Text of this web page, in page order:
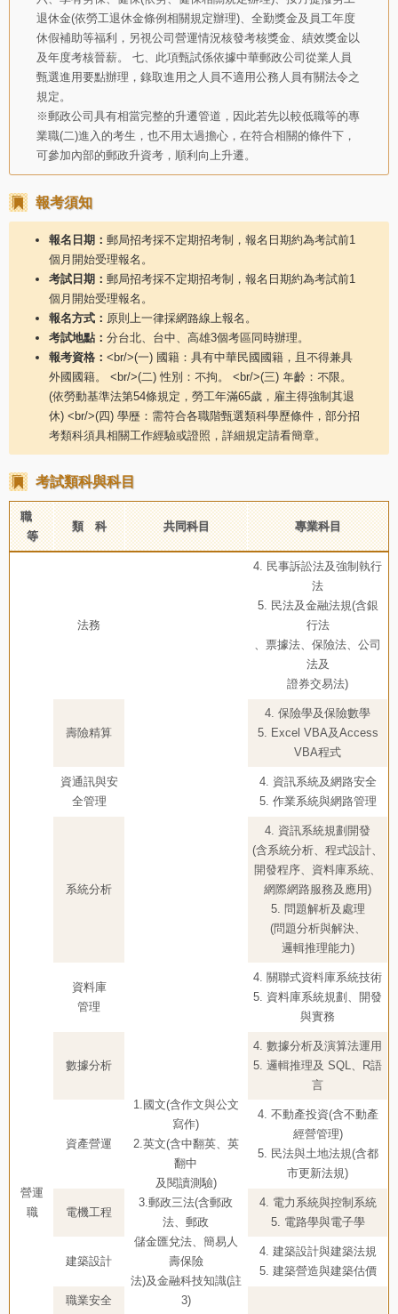
退休金(依勞工退休金條例相關規定辦理)、全勤獎金及員工年度
休假補助等福利，另視公司營運情況核發考核獎金、績效獎金以
及年度考核晉薪。 七、此項甄試係依據中華郵政公司從業人員
甄選進用要點辦理，錄取進用之人員不適用公務人員有關法令之
規定。
※郵政公司具有相當完整的升遷管道，因此若先以較低職等的專
業職(二)進入的考生，也不用太過擔心，在符合相關的條件下，
可參加內部的郵政升資考，順利向上升遷。
報考須知
報名日期： 郵局招考採不定期招考制，報名日期約為考試前1
個月開始受理報名。
考試日期： 郵局招考採不定期招考制，報名日期約為考試前1
個月開始受理報名。
報名方式： 原則上一律採網路線上報名。
考試地點： 分台北、台中、高雄3個考區同時辦理。
報考資格： <br/>(一) 國籍：具有中華民國國籍，且不得兼具
外國國籍。 <br/>(二) 性別：不拘。 <br/>(三) 年齡：不限。
(依勞動基準法第54條規定，勞工年滿65歲，雇主得強制其退
休) <br/>(四) 學歷：需符合各職階甄選類科學歷條件，部分招
考類科須具相關工作經驗或證照，詳細規定請看簡章。
考試類科與科目
職
等
類 科 共同科目 專業科目
營運
職
法務
1.國文(含作文與公文
寫作)
2.英文(含中翻英、英
翻中
及閱讀測驗)
3.郵政三法(含郵政
法、郵政
儲金匯兌法、簡易人
壽保險
法)及金融科技知識(註
3)
4. 民事訴訟法及強制執行
法
5. 民法及金融法規(含銀
行法
、票據法、保險法、公司
法及
證券交易法)
壽險精算
4. 保險學及保險數學
5. Excel VBA及Access
VBA程式
資通訊與安
全管理
4. 資訊系統及網路安全
5. 作業系統與網路管理
系統分析
4. 資訊系統規劃開發
(含系統分析、程式設計、
開發程序、資料庫系統、
網際網路服務及應用)
5. 問題解析及處理
(問題分析與解決、
邏輯推理能力)
資料庫
管理
4. 關聯式資料庫系統技術
5. 資料庫系統規劃、開發
與實務
數據分析
4. 數據分析及演算法運用
5. 邏輯推理及 SQL、R語
言
資產營運
4. 不動產投資(含不動產
經營管理)
5. 民法與土地法規(含都
市更新法規)
電機工程
4. 電力系統與控制系統
5. 電路學與電子學
建築設計
4. 建築設計與建築法規
5. 建築營造與建築估價
職業安全